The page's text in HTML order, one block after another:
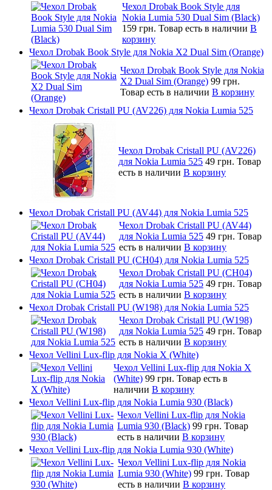
Чехол Drobak Book Style для
Nokia Lumia 530 Dual Sim (Black)
159 грн. Товар есть в наличии В
корзину
Чехол Drobak Book Style для Nokia X2 Dual Sim (Orange)
Чехол Drobak Book Style для Nokia
X2 Dual Sim (Orange) 99 грн.
Товар есть в наличии В корзину
Чехол Drobak Cristall PU (AV226) для Nokia Lumia 525
Чехол Drobak Cristall PU (AV226)
для Nokia Lumia 525 49 грн. Товар
есть в наличии В корзину
Чехол Drobak Cristall PU (AV44) для Nokia Lumia 525
Чехол Drobak Cristall PU (AV44)
для Nokia Lumia 525 49 грн. Товар
есть в наличии В корзину
Чехол Drobak Cristall PU (CH04) для Nokia Lumia 525
Чехол Drobak Cristall PU (CH04)
для Nokia Lumia 525 49 грн. Товар
есть в наличии В корзину
Чехол Drobak Cristall PU (W198) для Nokia Lumia 525
Чехол Drobak Cristall PU (W198)
для Nokia Lumia 525 49 грн. Товар
есть в наличии В корзину
Чехол Vellini Lux-flip для Nokia X (White)
Чехол Vellini Lux-flip для Nokia X
(White) 99 грн. Товар есть в
наличии В корзину
Чехол Vellini Lux-flip для Nokia Lumia 930 (Black)
Чехол Vellini Lux-flip для Nokia
Lumia 930 (Black) 99 грн. Товар
есть в наличии В корзину
Чехол Vellini Lux-flip для Nokia Lumia 930 (White)
Чехол Vellini Lux-flip для Nokia
Lumia 930 (White) 99 грн. Товар
есть в наличии В корзину